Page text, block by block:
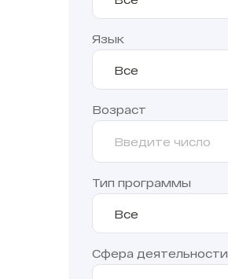
Язык
Все
Возраст
Тип программы
Все
Сфера деятельности